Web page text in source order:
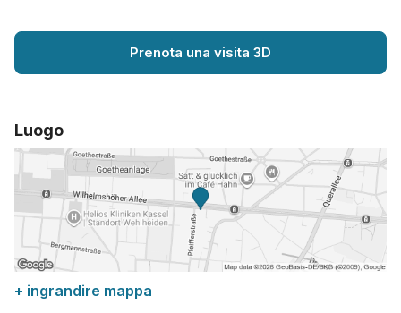
Prenota una visita 3D
Luogo
+ ingrandire mappa